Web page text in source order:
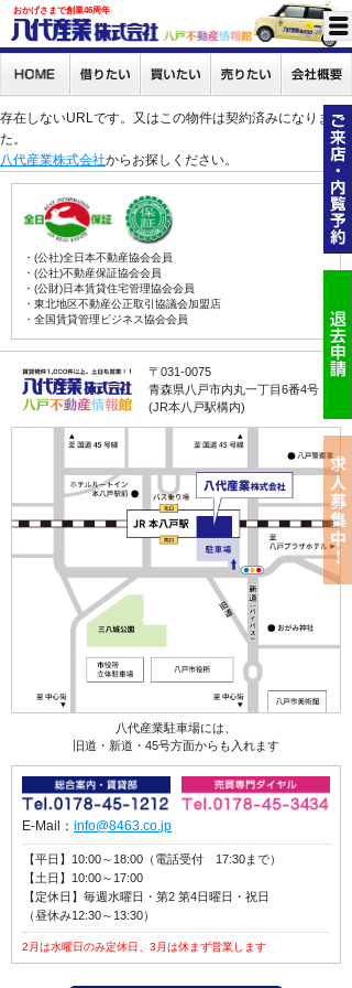
おかげさまで創業46周年
存在しないURLです。又はこの物件は契約済みになりまし
た。
八代産業株式会社からお探しください。
・(公社)全日本不動産協会会員
・(公社)不動産保証協会会員
・(公財)日本賃貸住宅管理協会会員
・東北地区不動産公正取引協議会加盟店
・全国賃貸管理ビジネス協会会員
〒031-0075
青森県八戸市内丸一丁目6番4号
(JR本八戸駅構内)
八代産業駐車場には、
旧道・新道・45号方面からも入れます
E-Mail： info@8463.co.jp
【平日】10:00～18:00（電話受付 17:30まで）
【土日】10:00～17:00
【定休日】毎週水曜日・第2 第4日曜日・祝日
（昼休み12:30～13:30）
2月は水曜日のみ定休日、3月は休まず営業します